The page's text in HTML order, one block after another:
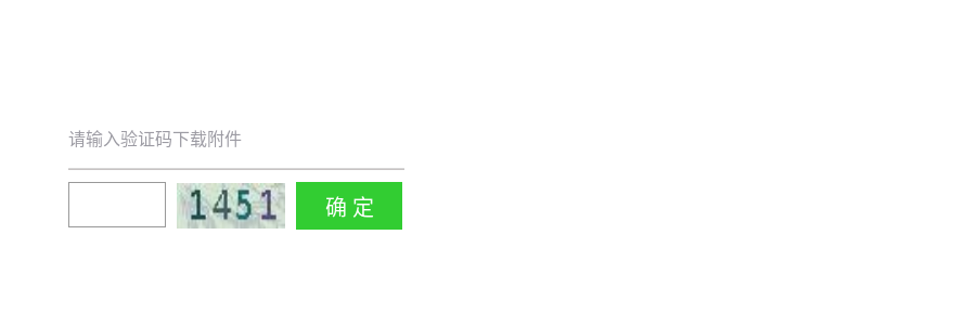
请输入验证码下载附件